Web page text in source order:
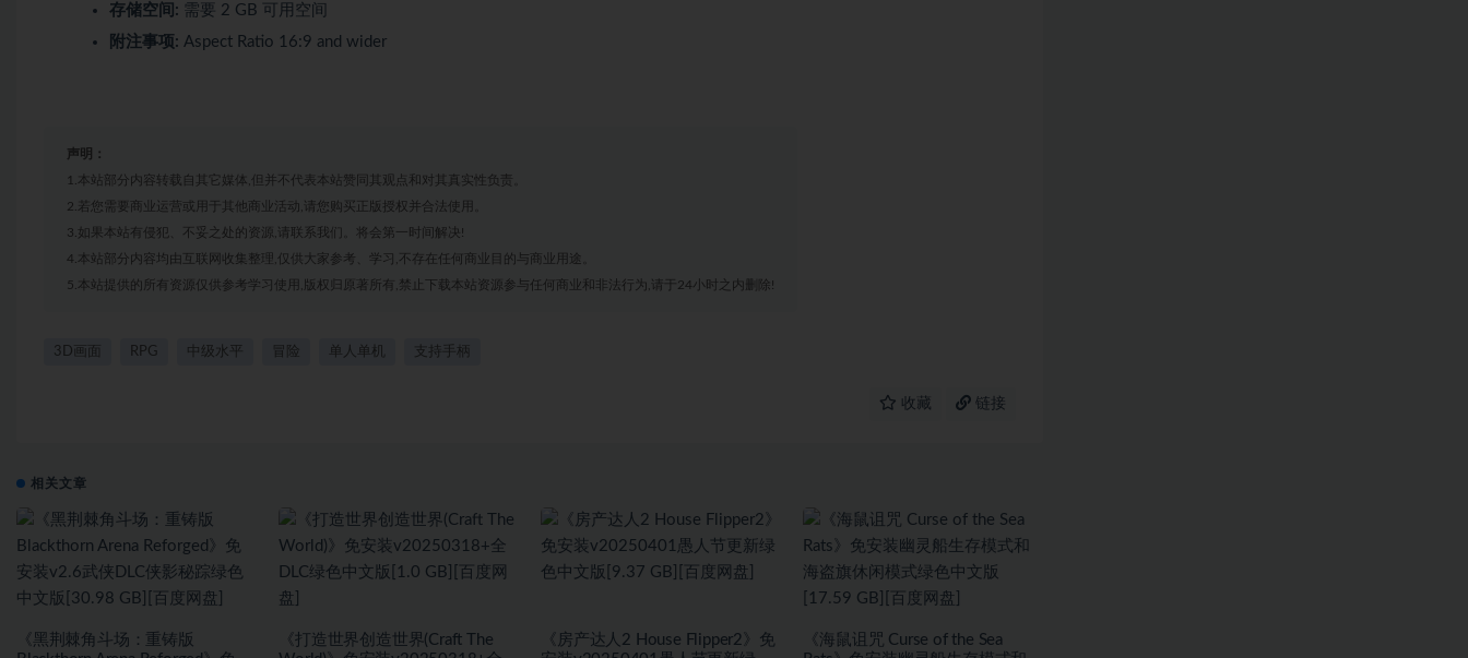
存储空间: 需要 2 GB 可用空间
附注事项: Aspect Ratio 16:9 and wider
声明：
1.本站部分内容转载自其它媒体,但并不代表本站赞同其观点和对其真实性负责。
2.若您需要商业运营或用于其他商业活动,请您购买正版授权并合法使用。
3.如果本站有侵犯、不妥之处的资源,请联系我们。将会第一时间解决!
4.本站部分内容均由互联网收集整理,仅供大家参考、学习,不存在任何商业目的与商业用途。
5.本站提供的所有资源仅供参考学习使用,版权归原著所有,禁止下载本站资源参与任何商业和非法行为,请于24小时之内删除!
3D画面 RPG 中级水平 冒险 单人单机 支持手柄
收藏 链接
相关文章
《黑荆棘角斗场：重铸版
《打造世界创造世界(Craft The
《房产达人2 House Flipper2》免
《海鼠诅咒 Curse of the Sea